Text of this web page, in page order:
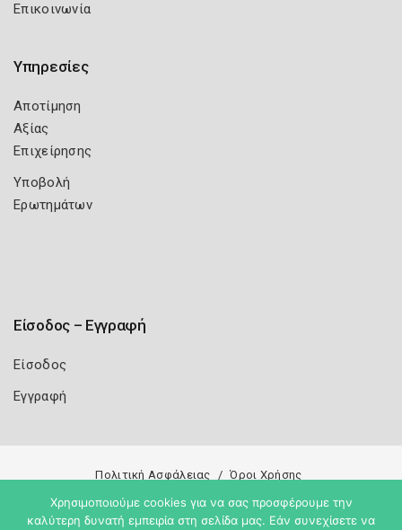
Επικοινωνία
Υπηρεσίες
Αποτίμηση
Αξίας
Επιχείρησης
Υποβολή
Ερωτημάτων
Είσοδος – Εγγραφή
Είσοδος
Εγγραφή
Πολιτική Ασφάλειας Όροι Χρήσης
Copyright 2026 Knowledge A.E.
Χρησιμοποιούμε cookies για να σας προσφέρουμε την
καλύτερη δυνατή εμπειρία στη σελίδα μας. Εάν συνεχίσετε να